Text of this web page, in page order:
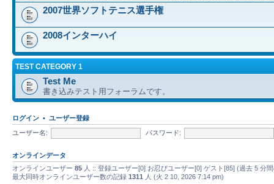
2007世界ソフトテニス選手権
2008インターハイ
TEST CATEGORY 1
Test Me
書き込みテスト用フォーラムです。
ログイン • ユーザー登録
ユーザー名: パスワード:
オンラインデータ
オンラインユーザー 85 人 :: 登録ユーザー[0] お忍びユーザー[0] ゲスト[85] (過去 5 分
最大同時オンラインユーザー数の記録 1311 人 (火 2 10, 2026 7:14 pm)